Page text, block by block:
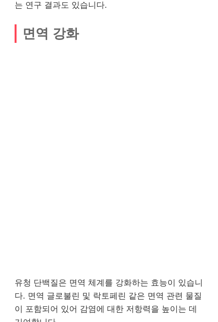
는 연구 결과도 있습니다.
면역 강화
유청 단백질은 면역 체계를 강화하는 효능이 있습니
다. 면역 글로불린 및 락토페린 같은 면역 관련 물질
이 포함되어 있어 감염에 대한 저항력을 높이는 데